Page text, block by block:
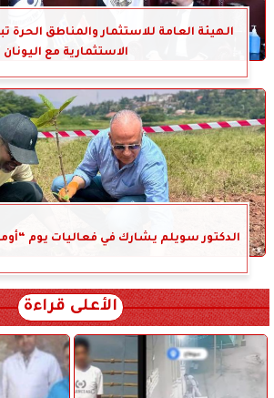
الهيئة العامة للاستثمار والمناطق الحرة
الاستثمارية مع اليونان
الدكتور سويلم يشارك في فعاليات يوم
الأعلى قراءة